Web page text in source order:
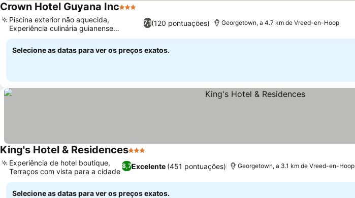
Crown Hotel Guyana Inc3 Estrelas
7,1(120 pontuações)
Piscina exterior não aquecida,
Experiência culinária guianense
autêntica
Georgetown, a 4.7 km de Vreed-en-Hoop
Selecione as datas para ver os preços exatos.
King's Hotel & Residences3 Estrelas
8,7Excelente (451 pontuações)
Experiência de hotel boutique,
Terraços com vista para a cidade
Georgetown, a 3.1 km de Vreed-en-Hoop
Selecione as datas para ver os preços exatos.